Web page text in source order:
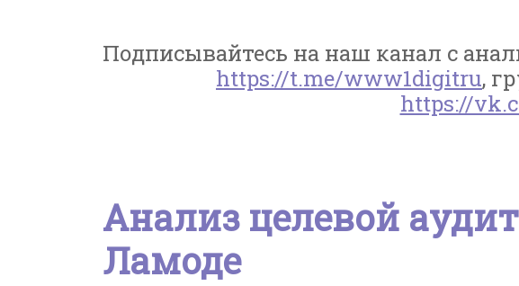
Подписывайтесь на наш канал с
https://t.me/www1digitru,
https://
Анализ целевой
Ламоде